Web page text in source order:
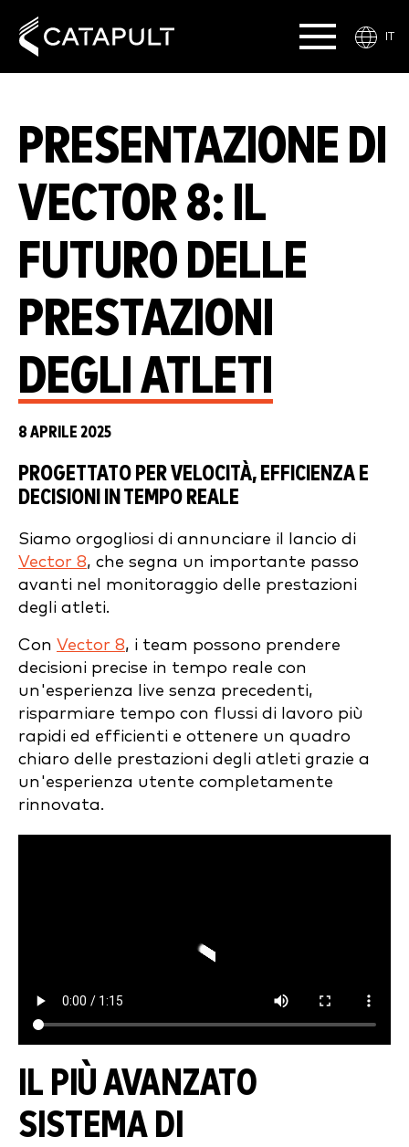
IT
PRESENTAZIONE DI
VECTOR 8: IL
FUTURO DELLE
PRESTAZIONI
DEGLI ATLETI
8 APRILE 2025
PROGETTATO PER VELOCITÀ, EFFICIENZA E
DECISIONI IN TEMPO REALE
Siamo orgogliosi di annunciare il lancio di
Vector 8, che segna un importante passo
avanti nel monitoraggio delle prestazioni
degli atleti.
Con Vector 8, i team possono prendere
decisioni precise in tempo reale con
un'esperienza live senza precedenti,
risparmiare tempo con flussi di lavoro più
rapidi ed efficienti e ottenere un quadro
chiaro delle prestazioni degli atleti grazie a
un'esperienza utente completamente
rinnovata.
IL PIÙ AVANZATO
SISTEMA DI